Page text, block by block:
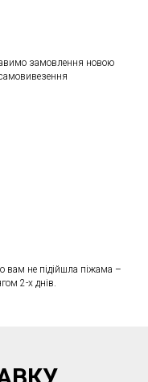
замовлення новою
вам не підійшла піжама –
2-х днів.